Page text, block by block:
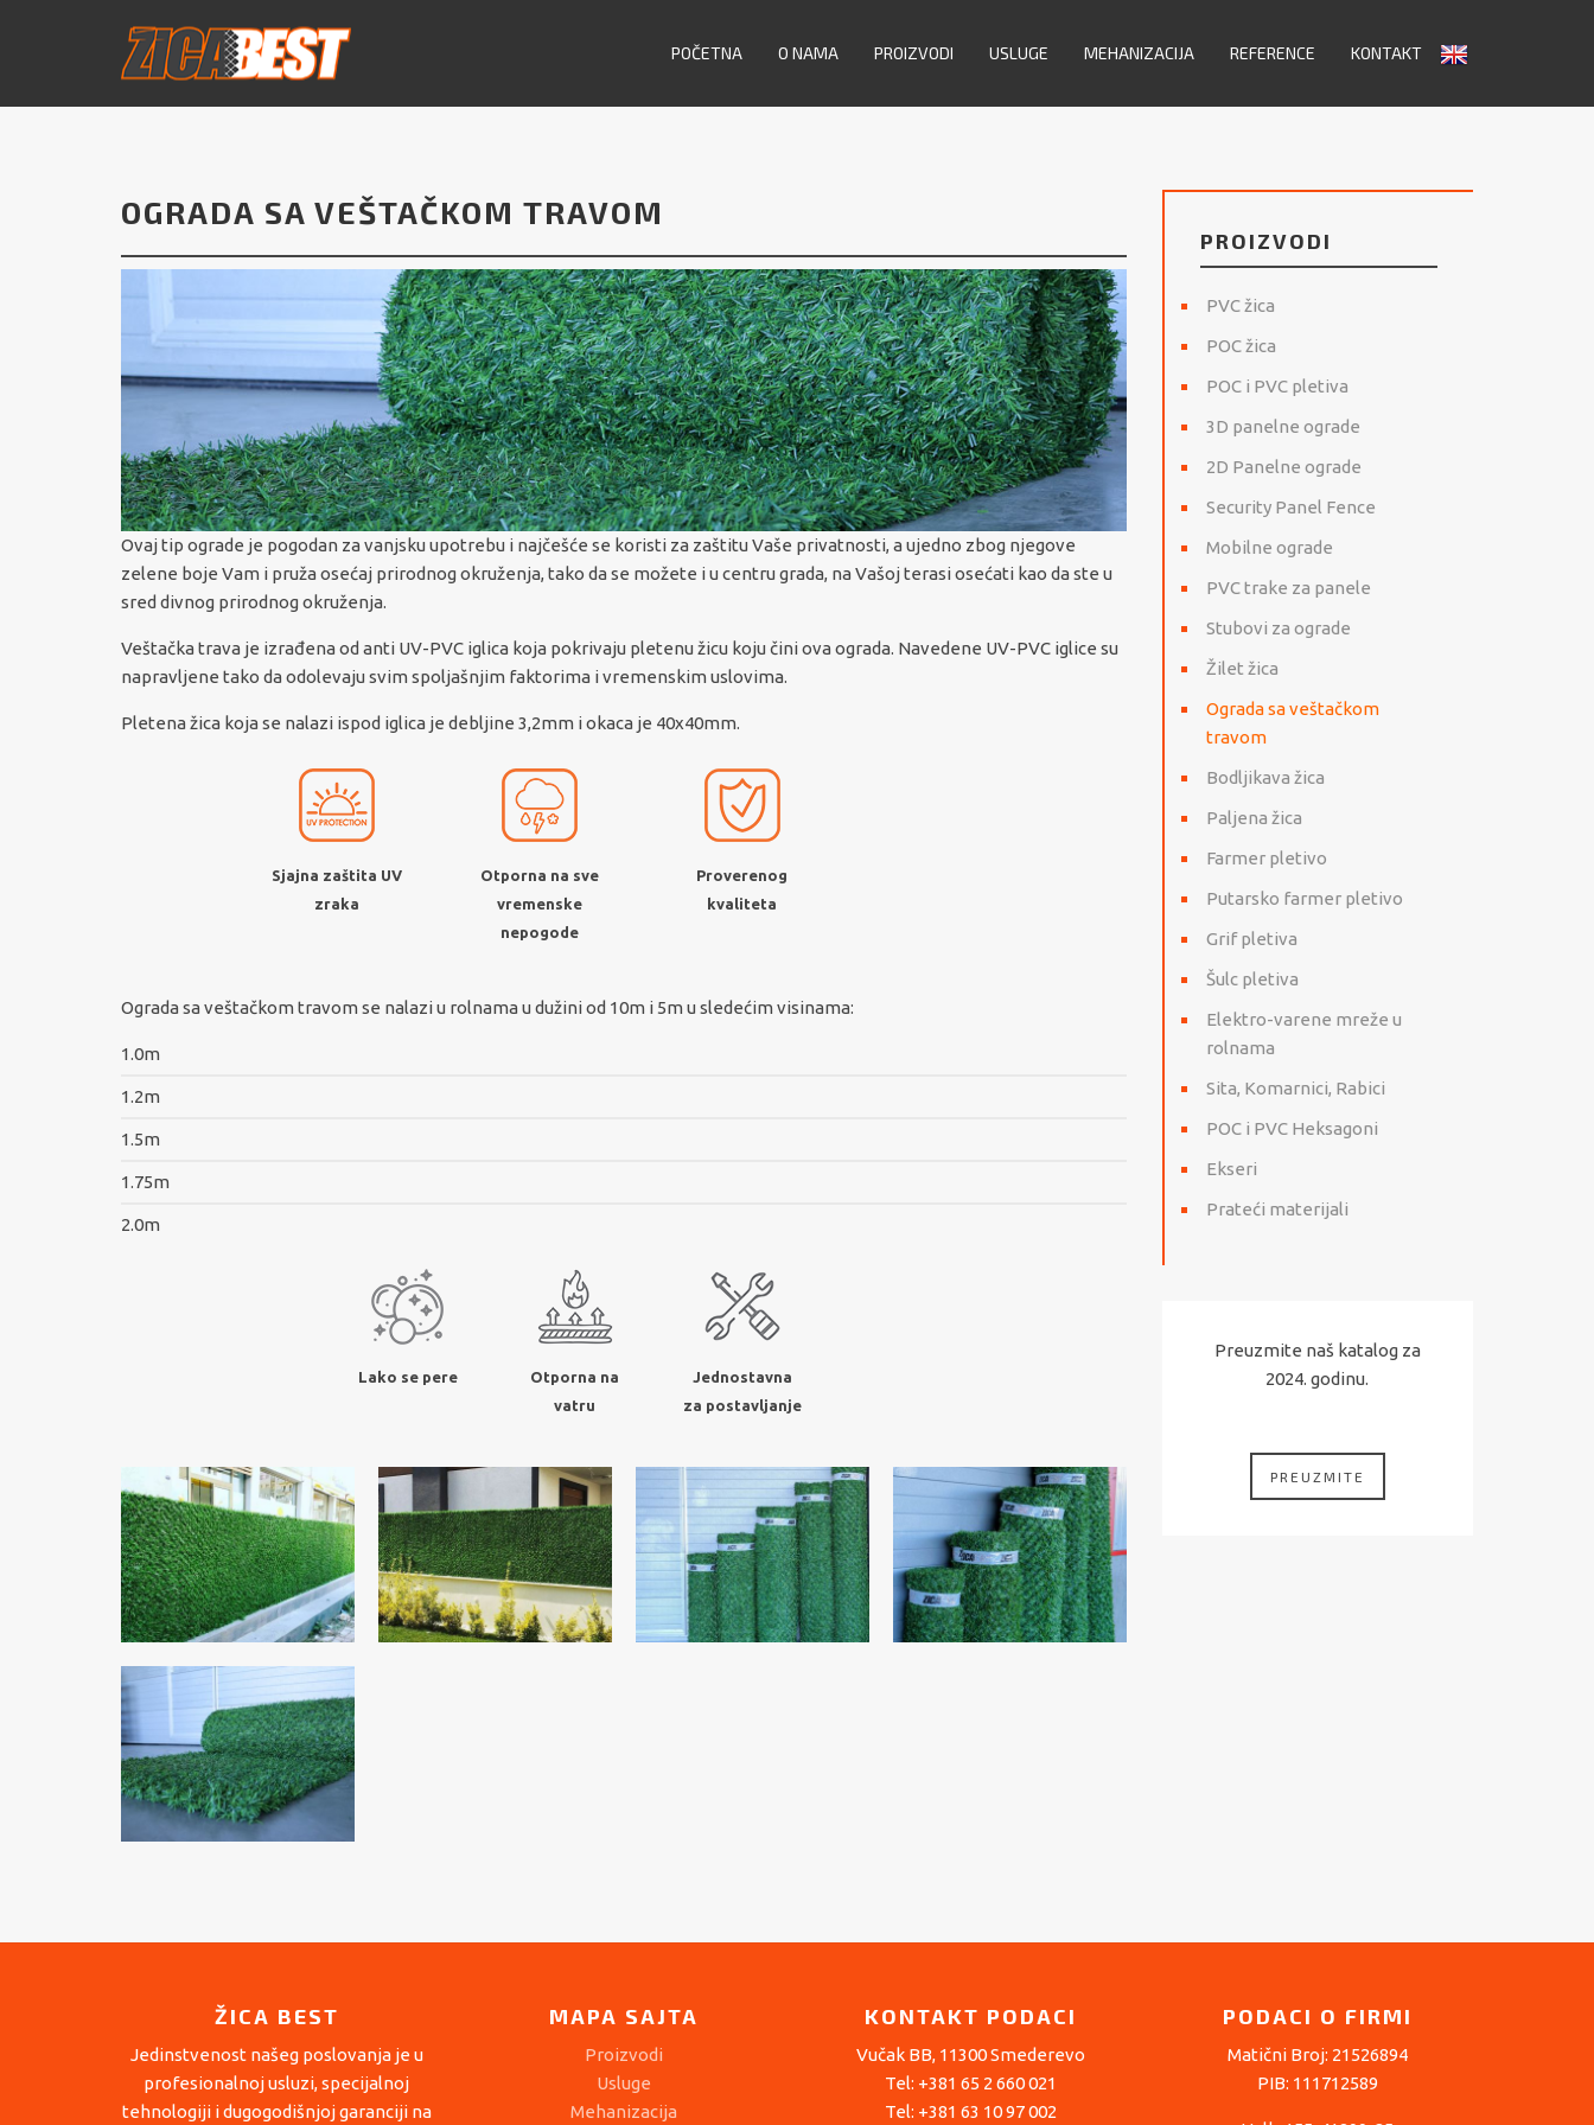
POČETNA O NAMA PROIZVODI USLUGE MEHANIZACIJA REFERENCE KONTAKT
OGRADA SA VEŠTAČKOM TRAVOM
Ovaj tip ograde je pogodan za vanjsku upotrebu i najčešće se koristi za zaštitu Vaše privatnosti, a ujedno zbog njegove
zelene boje Vam i pruža osećaj prirodnog okruženja, tako da se možete i u centru grada, na Vašoj terasi osećati kao da ste u
sred divnog prirodnog okruženja.
Veštačka trava je izrađena od anti UV-PVC iglica koja pokrivaju pletenu žicu koju čini ova ograda. Navedene UV-PVC iglice su
napravljene tako da odolevaju svim spoljašnjim faktorima i vremenskim uslovima.
Pletena žica koja se nalazi ispod iglica je debljine 3,2mm i okaca je 40x40mm.
Sjajna zaštita UV
zraka
Otporna na sve
vremenske
nepogode
Proverenog
kvaliteta
Ograda sa veštačkom travom se nalazi u rolnama u dužini od 10m i 5m u sledećim visinama:
1.0m
1.2m
1.5m
1.75m
2.0m
Lako se pere
Otporna na
vatru
Jednostavna
za postavljanje
PROIZVODI
PVC žica
POC žica
POC i PVC pletiva
3D panelne ograde
2D Panelne ograde
Security Panel Fence
Mobilne ograde
PVC trake za panele
Stubovi za ograde
Žilet žica
Ograda sa veštačkom
travom
Bodljikava žica
Paljena žica
Farmer pletivo
Putarsko farmer pletivo
Grif pletiva
Šulc pletiva
Elektro-varene mreže u
rolnama
Sita, Komarnici, Rabici
POC i PVC Heksagoni
Ekseri
Prateći materijali
Preuzmite naš katalog za
2024. godinu.
PREUZMITE
ŽICA BEST
Jedinstvenost našeg poslovanja je u
profesionalnoj usluzi, specijalnoj
tehnologiji i dugogodišnjoj garanciji na
MAPA SAJTA
Proizvodi
Usluge
Mehanizacija
KONTAKT PODACI
Vučak BB, 11300 Smederevo
Tel: +381 65 2 660 021
Tel: +381 63 10 97 002
PODACI O FIRMI
Matični Broj: 21526894
PIB: 111712589